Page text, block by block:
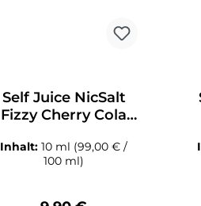
Self Juice NicSalt
Fizzy Cherry Cola
Inhalt:10 ml (99,00 € /
100 ml)